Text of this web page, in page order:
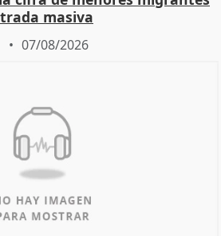
masiva
07/08/2026